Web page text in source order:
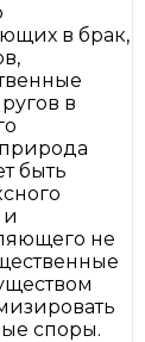
в брак,
в
быть
и
не
споры.